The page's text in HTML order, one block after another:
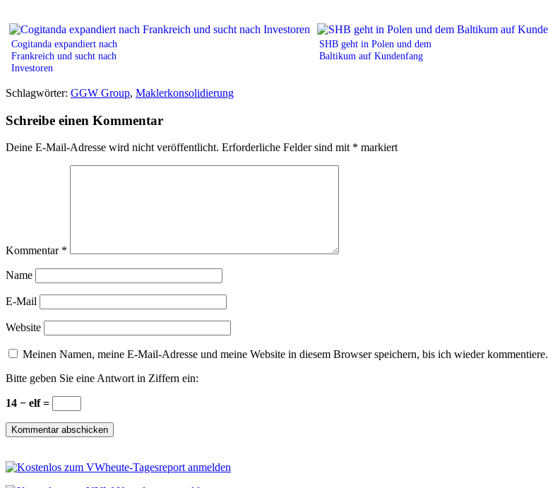
Cogitanda expandiert nach
Frankreich und sucht nach
Investoren
SHB geht in Polen und dem
Baltikum auf Kundenfang
Schlagwörter: GGW Group, Maklerkonsolidierung
Schreibe einen Kommentar
Deine E-Mail-Adresse wird nicht veröffentlicht. Erforderliche Felder sind mit * markiert
Kommentar *
Name
E-Mail
Website
Meinen Namen, meine E-Mail-Adresse und meine Website in diesem Browser speichern, bis ich wieder kommentiere.
Bitte geben Sie eine Antwort in Ziffern ein:
14 − elf =